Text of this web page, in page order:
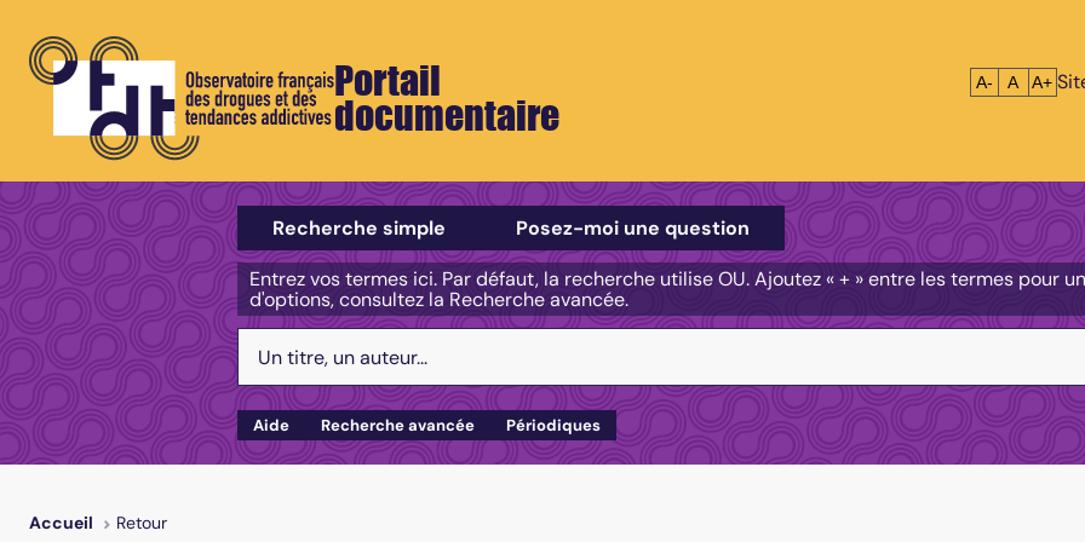
Portail
documentaire
Réduire le
A- A A+
Sélectionner un type de recherche
Recherche simple
Posez-moi une question
Entrez vos termes ici. Par défaut, la recherche utilise OU. Ajoutez « + » entre les termes pour
d'options, consultez la Recherche avancée.
Aide Recherche avancée Périodiques
Accueil Retour